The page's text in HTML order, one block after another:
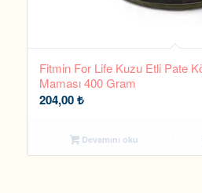
Fitmin For Life Kuzu Etli Pate
Maması 400 Gram
204,00₺
Devamını oku